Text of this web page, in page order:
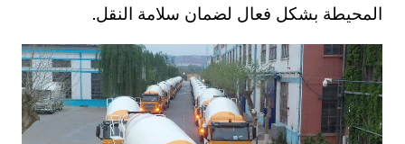
المحيطة بشكل فعال لضمان سلامة النقل.